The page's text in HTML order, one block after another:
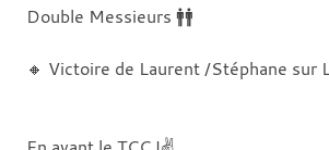
Double Messieurs 🚹🚹
🔸 Victoire de Laurent /Stéphane